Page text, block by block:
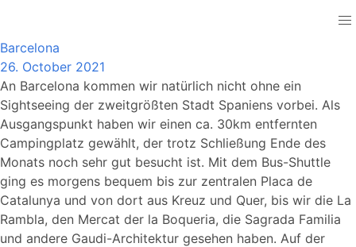
Barcelona
26. October 2021
An Barcelona kommen wir natürlich nicht ohne ein
Sightseeing der zweitgrößten Stadt Spaniens vorbei. Als
Ausgangspunkt haben wir einen ca. 30km entfernten
Campingplatz gewählt, der trotz Schließung Ende des
Monats noch sehr gut besucht ist. Mit dem Bus-Shuttle
ging es morgens bequem bis zur zentralen Placa de
Catalunya und von dort aus Kreuz und Quer, bis wir die La
Rambla, den Mercat der la Boqueria, die Sagrada Familia
und andere Gaudi-Architektur gesehen haben. Auf der